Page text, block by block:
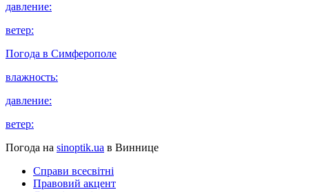
давление:
ветер:
Погода в Симферополе
влажность:
давление:
ветер:
Погода на sinoptik.ua в Виннице
Справи всесвітні
Правовий акцент